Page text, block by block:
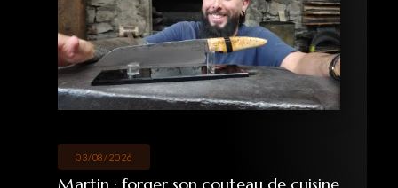
26/07/2026
Hervé : une immersion au cœur de la